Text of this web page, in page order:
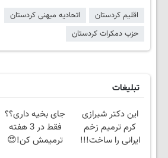
اقلیم کردستان
اتحادیه میهنی کردستان
حزب دمکرات کردستان
تبلیغات
این دکتر شیرازی
کرم ترمیم زخم
ایرانی را ساخت!!!
جای بخیه داری؟؟
فقط در 3 هفته
ترمیمش کن!😍